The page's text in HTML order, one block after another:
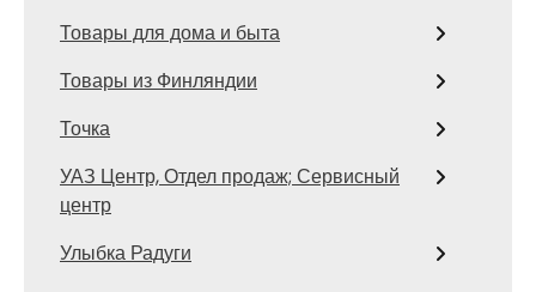
Товары для дома и быта
Товары из Финляндии
Точка
УАЗ Центр, Отдел продаж; Сервисный
центр
Улыбка Радуги